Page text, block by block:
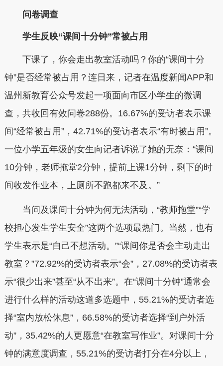
问卷调查
学生反映“课间十分钟”常被占用
下课了，你会走出教室活动吗？你的“课间十分
钟”是否经常被占用？连日来，记者在温度新闻APP和
温州新教育公众号发起一项面向市区小学生的微调
查，共收回有效问卷288份。16.67%的受访者表示课
间“经常被占用”，42.71%的受访者表示“有时被占用”。
一位小学五年级的女生向记者诉说了她的无奈：“课间
10分钟，老师拖堂2分钟，提前上课1分钟，剩下的时
间收发作业本，上厕所不跑都来不及。”
当问及课间十分钟为何无法活动，“教师拖堂”“学
校担心发生学生安全”这两个选项最热门。当然，也有
学生表示是“自己不想活动。”“课间你是否会主动走出
教室？”72.92%的受访者表示“会”，27.08%的受访者表
示“很少出来”甚至“从不出来”。在“课间十分钟”通常会
进行什么样的活动这道多选题中，55.21%的受访者选
择“室内放松休息”，66.58%的受访者选择“到户外活
动”，35.42%的人更愿意“在教室写作业”。对课间十分
钟的满意度调查，55.21%的受访者打分在4分以上，